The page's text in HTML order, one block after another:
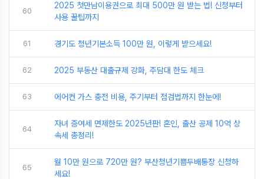
60
2025 첫만남이용권으로 최대 500만 원 받는 법! 신청부터
사용 꿀팁까지
61 경기도 청년기본소득 100만 원, 이렇게 받으세요!
62 2025 부동산 대출규제 강화, 주담대 한도 체크
63 에어컨 가스 충전 비용, 주기부터 점검법까지 한눈에!
64
자녀 증여세 면제한도 2025년판! 혼인, 출산 공제 10억 상
속세 총정리!
65
월 10만 원으로 720만 원? 부산청년기쁨두배통장 신청하
세요!